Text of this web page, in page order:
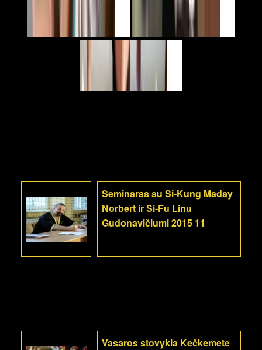
Seminaras su Si-Kung Maday
Norbert ir Si-Fu Linu
Gudonavičiumi 2015 11
Vasaros stovykla Kečkemete